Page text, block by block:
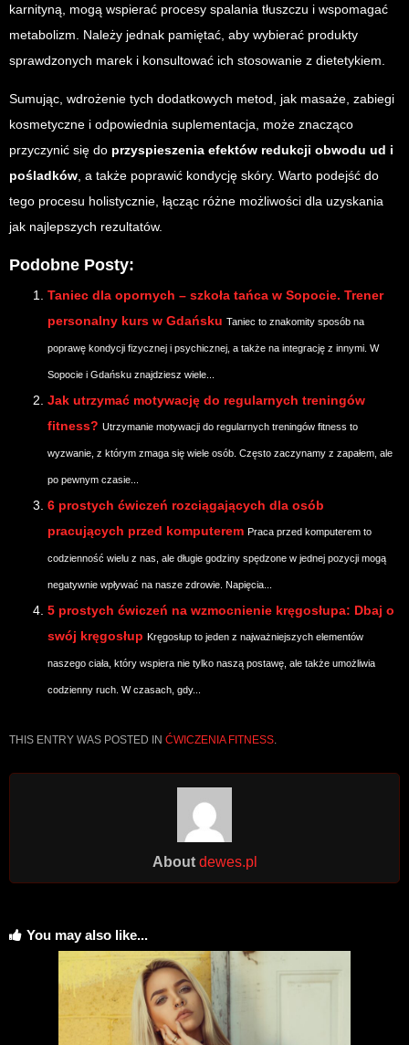
karnityną, mogą wspierać procesy spalania tłuszczu i wspomagać
metabolizm. Należy jednak pamiętać, aby wybierać produkty
sprawdzonych marek i konsultować ich stosowanie z dietetykiem.
Sumując, wdrożenie tych dodatkowych metod, jak masaże, zabiegi
kosmetyczne i odpowiednia suplementacja, może znacząco
przyczynić się do przyspieszenia efektów redukcji obwodu ud i
pośladków, a także poprawić kondycję skóry. Warto podejść do
tego procesu holistycznie, łącząc różne możliwości dla uzyskania
jak najlepszych rezultatów.
Podobne Posty:
Taniec dla opornych – szkoła tańca w Sopocie. Trener
personalny kurs w Gdańsku Taniec to znakomity sposób na
poprawę kondycji fizycznej i psychicznej, a także na integrację z innymi. W
Sopocie i Gdańsku znajdziesz wiele...
Jak utrzymać motywację do regularnych treningów
fitness? Utrzymanie motywacji do regularnych treningów fitness to
wyzwanie, z którym zmaga się wiele osób. Często zaczynamy z zapałem, ale
po pewnym czasie...
6 prostych ćwiczeń rozciągających dla osób
pracujących przed komputerem Praca przed komputerem to
codzienność wielu z nas, ale długie godziny spędzone w jednej pozycji mogą
negatywnie wpływać na nasze zdrowie. Napięcia...
5 prostych ćwiczeń na wzmocnienie kręgosłupa: Dbaj o
swój kręgosłup Kręgosłup to jeden z najważniejszych elementów
naszego ciała, który wspiera nie tylko naszą postawę, ale także umożliwia
codzienny ruch. W czasach, gdy...
THIS ENTRY WAS POSTED IN ĆWICZENIA FITNESS.
About dewes.pl
You may also like...